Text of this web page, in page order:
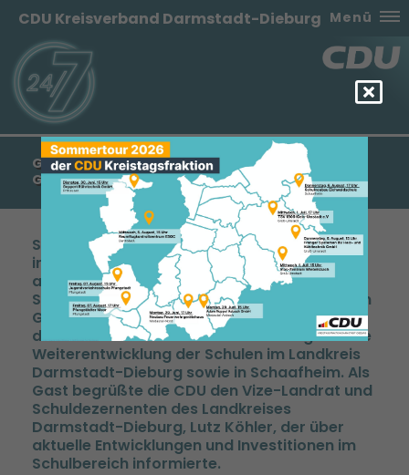
CDU Kreisverband Darmstadt-Dieburg Menü
GROSSES INTERESSE BEI „CDU IM GESPRÄCH“ – G
UTE SCHULEN IN DADI & SCHAAFHEIM
Schaafheim, 05. März 2026 – Zahlreiche
interessierte Bürgerinnen und Bürger folgten
am Mittwochabend der Einladung der CDU
Schaafheim zur Veranstaltungsreihe „CDU im
Gespräch“ in die Kulturhalle. Im Mittelpunkt
des Abends stand das Thema Bildung und die
Weiterentwicklung der Schulen im Landkreis
Darmstadt-Dieburg sowie in Schaafheim. Als
Gast begrüßte die CDU den Vize-Landrat und
Schuldezernenten des Landkreises
Darmstadt-Dieburg, Lutz Köhler, der über
aktuelle Entwicklungen und Investitionen im
Schulbereich informierte.